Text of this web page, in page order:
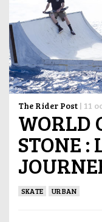
The Rider Post | 11
WORLD
STONE :
SKATE URBAN